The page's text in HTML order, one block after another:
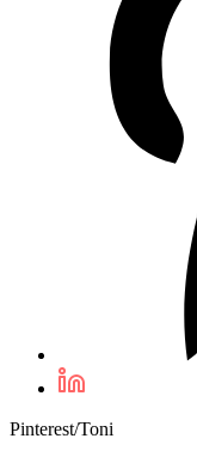
Pinterest/Toni